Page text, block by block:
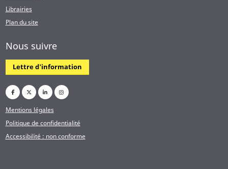
Librairies
Plan du site
Nous suivre
Lettre d'information
Mentions légales
Politique de confidentialité
Accessibilité : non conforme